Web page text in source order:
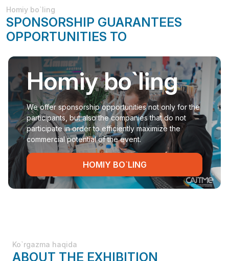
Homiy bo`ling
SPONSORSHIP GUARANTEES
OPPORTUNITIES TO
Homiy bo`ling
We offer sponsorship opportunities not only for the
participants, but also the companies that do not
participate in order to efficiently maximize the
commercial potential of the event.
HOMIY BO`LING
Ko`rgazma haqida
ABOUT THE EXHIBITION